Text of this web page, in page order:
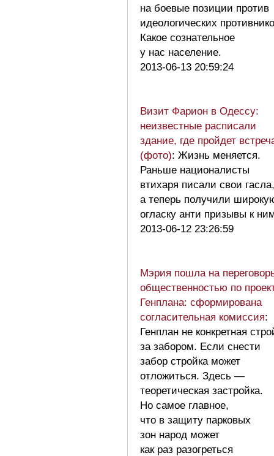
на боевые позиции против
идеологических
Какое сознательное
у нас население.
2013-06-13 20:59:24
Визит Фарион в Одессу:
неизвестные расписали
здание, где пройдет
(фото): Жизнь меняется.
Раньше националисты
втихаря писали свои гасла,
а теперь получили
огласку анти призывы к
2013-06-12 23:26:59
Мэрия пошла на
общественностью по
Генплана: сформирована
согласительная комиссия:
Генплан не конкретная
за забором. Если снести
забор стройка может
отложиться. Здесь —
теоретическая застройка.
Но самое главное,
что в защиту парковых
зон народ может
как раз разогреться